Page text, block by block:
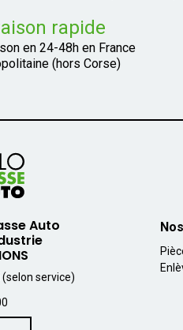
rapide
en 24-48h en France
(hors Corse)
Auto
(selon service)